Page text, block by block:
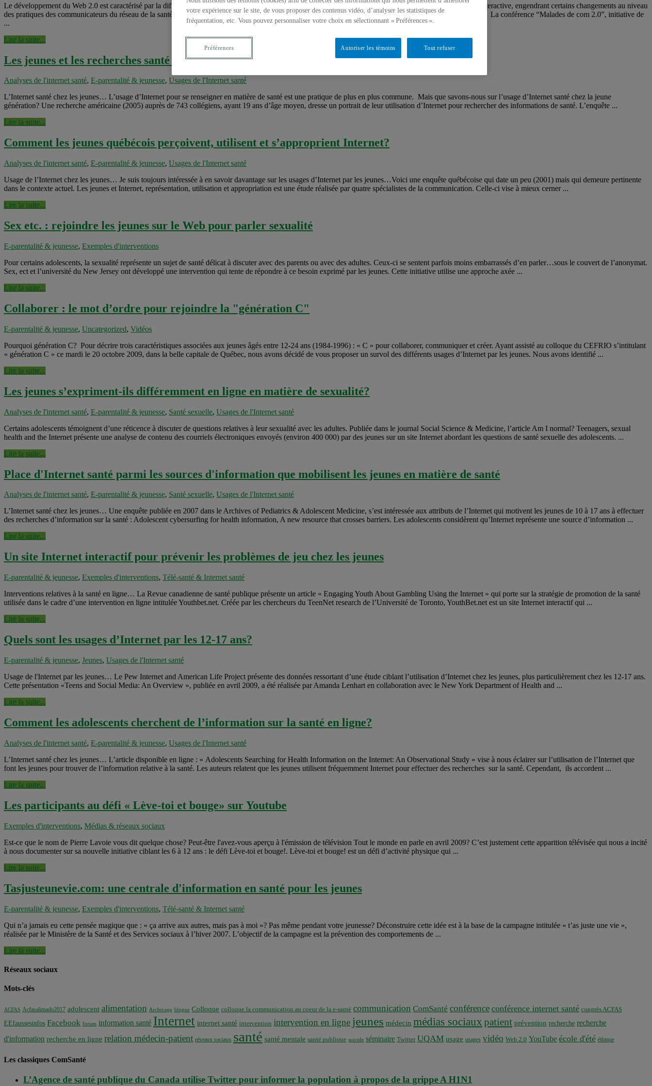
Le développement du Web 2.0 est caractérisé par la diffusion de nouvelles applications Internet mais également par une communication plus ouverte et plus interactive, engendrant certains changements au niveau
des pratiques des communicateurs du réseau de la santé et des services sociaux. Comment réaliser des interventions de communication stratégiques à l’ère 2.0? La conférence “Malades de com 2.0”, initiative de
...
Lire la suite...
Les jeunes et les recherches santé sur Internet
Analyses de l'internet santé, E-parentalité & jeunesse, Usages de l'Internet santé
L’Internet santé chez les jeunes… L’usage d’Internet pour se renseigner en matière de santé est une pratique de plus en plus commune. Mais que savons-nous sur l’usage d’Internet santé chez la jeune
génération? Une recherche américaine (2005) auprès de 743 collégiens, ayant 19 ans d’âge moyen, dresse un portrait de leur utilisation d’Internet pour rechercher des informations de santé. L’enquête ...
Lire la suite...
Comment les jeunes québécois perçoivent, utilisent et s’approprient Internet?
Analyses de l'internet santé, E-parentalité & jeunesse, Usages de l'Internet santé
Usage de l’Internet chez les jeunes… Je suis toujours intéressée à en savoir davantage sur les usages d’Internet par les jeunes…Voici une enquête québécoise qui date un peu (2001) mais qui demeure pertinente
dans le contexte actuel. Les jeunes et Internet, représentation, utilisation et appropriation est une étude réalisée par quatre spécialistes de la communication. Celle-ci vise à mieux cerner ...
Lire la suite...
Sex etc. : rejoindre les jeunes sur le Web pour parler sexualité
E-parentalité & jeunesse, Exemples d'interventions
Pour certains adolescents, la sexualité représente un sujet de santé délicat à discuter avec des parents ou avec des adultes. Ceux-ci se sentent parfois moins embarrassés d’en parler…sous le couvert de l’anonymat.
Sex, ect et l’université du New Jersey ont développé une intervention qui tente de répondre à ce besoin exprimé par les jeunes. Cette initiative utilise une approche axée ...
Lire la suite...
Collaborer : le mot d’ordre pour rejoindre la "génération C"
E-parentalité & jeunesse, Uncategorized, Vidéos
Pourquoi génération C? Pour décrire trois caractéristiques associées aux jeunes âgés entre 12-24 ans (1984-1996) : « C » pour collaborer, communiquer et créer. Ayant assisté au colloque du CEFRIO s’intitulant
« génération C » ce mardi le 20 octobre 2009, dans la belle capitale de Québec, nous avons décidé de vous proposer un survol des différents usages d’Internet par les jeunes. Nous avons identifié ...
Lire la suite...
Les jeunes s’expriment-ils différemment en ligne en matière de sexualité?
Analyses de l'internet santé, E-parentalité & jeunesse, Santé sexuelle, Usages de l'Internet santé
Certains adolescents témoignent d’une réticence à discuter de questions relatives à leur sexualité avec les adultes. Publiée dans le journal Social Science & Medicine, l’article Am I normal? Teenagers, sexual
health and the Internet présente une analyse de contenu des courriels électroniques envoyés (environ 400 000) par des jeunes sur un site Internet abordant les questions de santé sexuelle des adolescents. ...
Lire la suite...
Place d'Internet santé parmi les sources d'information que mobilisent les jeunes en matière de santé
Analyses de l'internet santé, E-parentalité & jeunesse, Santé sexuelle, Usages de l'Internet santé
L’Internet santé chez les jeunes… Une enquête publiée en 2007 dans le Archives of Pediatrics & Adolescent Medicine, s’est intéressée aux attributs de l’Internet qui motivent les jeunes de 10 à 17 ans à effectuer
des recherches d’information sur la santé : Adolescent cybersurfing for health information, A new resource that crosses barriers. Les adolescents considèrent qu’Internet représente une source d’information ...
Lire la suite...
Un site Internet interactif pour prévenir les problèmes de jeu chez les jeunes
E-parentalité & jeunesse, Exemples d'interventions, Télé-santé & Internet santé
Interventions relatives à la santé en ligne… La Revue canadienne de santé publique présente un article « Engaging Youth About Gambling Using the Internet » qui porte sur la stratégie de promotion de la santé
utilisée dans le cadre d’une intervention en ligne intitulée Youthbet.net. Créée par les chercheurs du TeenNet research de l’Université de Toronto, YouthBet.net est un site Internet interactif qui ...
Lire la suite...
Quels sont les usages d’Internet par les 12-17 ans?
E-parentalité & jeunesse, Jeunes, Usages de l'Internet santé
Usage de l'Internet par les jeunes… Le Pew Internet and American Life Project présente des données ressortant d’une étude ciblant l’utilisation d’Internet chez les jeunes, plus particulièrement chez les 12-17 ans.
Cette présentation «Teens and Social Media: An Overview », publiée en avril 2009, a été réalisée par Amanda Lenhart en collaboration avec le New York Department of Health and ...
Lire la suite...
Comment les adolescents cherchent de l’information sur la santé en ligne?
Analyses de l'internet santé, E-parentalité & jeunesse, Usages de l'Internet santé
L’Internet santé chez les jeunes… L’article disponible en ligne : « Adolescents Searching for Health Information on the Internet: An Observational Study » vise à nous éclairer sur l’utilisation de l’Internet que
font les jeunes pour trouver de l’information relative à la santé. Les auteurs relatent que les jeunes utilisent fréquemment Internet pour effectuer des recherches sur la santé. Cependant, ils accordent ...
Lire la suite...
Les participants au défi « Lève-toi et bouge» sur Youtube
Exemples d'interventions, Médias & réseaux sociaux
Est-ce que le nom de Pierre Lavoie vous dit quelque chose? Peut-être l'avez-vous aperçu à l'émission de télévision Tout le monde en parle en avril 2009? C’est justement cette apparition télévisée qui nous a incité
à nous documenter sur sa nouvelle initiative ciblant les 6 à 12 ans : le défi Lève-toi et bouge!. Lève-toi et bouge! est un défi d’activité physique qui ...
Lire la suite...
Tasjusteunevie.com: une centrale d'information en santé pour les jeunes
E-parentalité & jeunesse, Exemples d'interventions, Télé-santé & Internet santé
Qui n’a jamais eu cette pensée magique que : « ça arrive aux autres, mais pas à moi »? Pas même pendant votre jeunesse? Déconstruire cette idée est à la base de la campagne intitulée « t’as juste une vie »,
réalisée par le Ministère de la Santé et des Services sociaux à l’hiver 2007. L’objectif de la campagne est la prévention des comportements de ...
Lire la suite...
Réseaux sociaux
Mots-clés
ACFAS Acfasalimado2017 adolescent alimentation Archivage blogue Colloque colloque la communication au coeur de la e-santé communication ComSanté conférence conférence internet santé congrès ACFAS
EEfaussesinfos Facebook forum information santé Internet internet santé intervention intervention en ligne jeunes médecin médias sociaux patient prévention recherche recherche
d'information recherche en ligne relation médecin-patient réseaux sociaux santé santé mentale santé publique suicide séminaire Twitter UQAM usage usages vidéo Web 2.0 YouTube école d'été éthique
Les classiques ComSanté
L’Agence de santé publique du Canada utilise Twitter pour informer la population à propos de la grippe A H1N1
votre expérience sur le site, de vous proposer des contenus vidéo, d’analyser les statistiques de
fréquentation, etc. Vous pouvez personnaliser votre choix en sélectionnant « Préférences ».
Tout refuser
Autoriser les témoins
Préférences